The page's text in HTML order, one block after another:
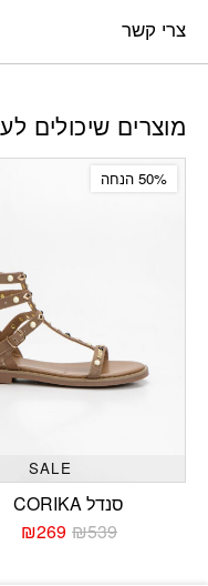
צרי קשר
מוצרים שיכולים
50% הנחה
SALE
סנדל CORIKA
₪539
₪269